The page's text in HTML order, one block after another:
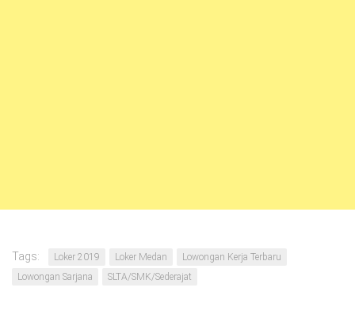
Tags: Loker 2019 Loker Medan
Lowongan Kerja Terbaru
Lowongan Sarjana
SLTA/SMK/Sederajat